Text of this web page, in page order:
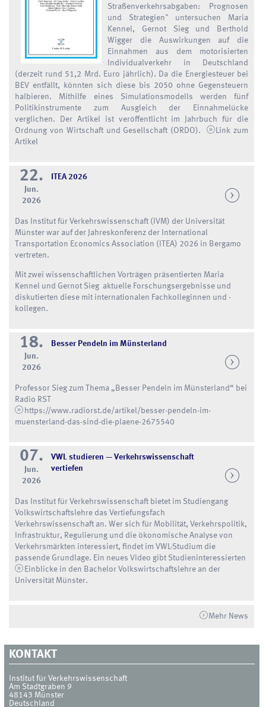
Straßenverkehrsabgaben: Prognosen
und Strategien" untersuchen Maria
Kennel, Gernot Sieg und Berthold
Wigger die Auswirkungen auf die
Einnahmen aus dem motorisierten
Individualverkehr in Deutschland
(derzeit rund 51,2 Mrd. Euro jährlich). Da die Energiesteuer bei
BEV entfällt, könnten sich diese bis 2050 ohne Gegensteuern
halbieren. Mithilfe eines Simulationsmodells werden fünf
Politikinstrumente zum Ausgleich der Einnahmelücke
verglichen. Der Artikel ist veröffentlicht im Jahrbuch für die
Ordnung von Wirtschaft und Gesellschaft (ORDO).
Link zum
Artikel
22.
Jun.
2026
ITEA 2026
Das Institut für Verkehrswissenschaft (IVM) der Universität
Münster war auf der Jahreskonferenz der International
Transportation Economics Association (ITEA) 2026 in Bergamo
vertreten.
Mit zwei wissenschaftlichen Vorträgen präsentierten Maria
Kennel und Gernot Sieg aktuelle Forschungsergebnisse und
diskutierten diese mit internationalen Fachkolleginnen und -
kollegen.
18.
Jun.
2026
Besser Pendeln im Münsterland
Professor Sieg zum Thema „Besser Pendeln im Münsterland“ bei
Radio RST
https://www.radiorst.de/artikel/besser-pendeln-im-
muensterland-das-sind-die-plaene-2675540
07.
Jun.
2026
VWL studieren — Verkehrswissenschaft
vertiefen
Das Institut für Verkehrswissenschaft bietet im Studiengang
Volkswirtschaftslehre das Vertiefungsfach
Verkehrswissenschaft an. Wer sich für Mobilität, Verkehrspolitik,
Infrastruktur, Regulierung und die ökonomische Analyse von
Verkehrsmärkten interessiert, findet im VWL-Studium die
passende Grundlage. Ein neues Video gibt Studieninteressierten
Einblicke in den Bachelor Volkswirtschaftslehre an der
Universität Münster.
Mehr News
KONTAKT
Institut für Verkehrswissenschaft
Am Stadtgraben 9
48143 Münster
Deutschland